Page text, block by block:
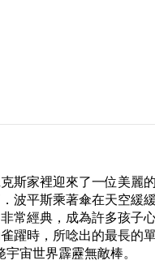
斯家裡迎來了一位美麗
波平斯乘著傘在天空緩
常經典，成為許多孩子
躍時，所唸出的最長的
宙世界霹靂無敵棒。